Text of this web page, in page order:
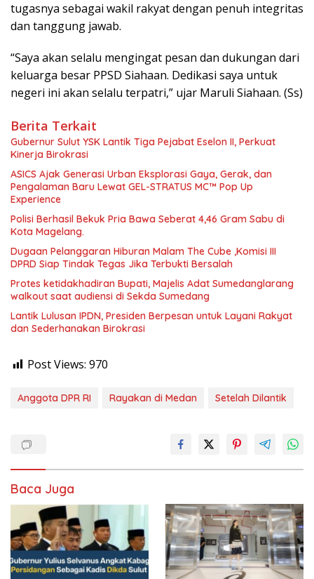
tugasnya sebagai wakil rakyat dengan penuh integritas
dan tanggung jawab.
“Saya akan selalu mengingat pesan dan dukungan dari
keluarga besar PPSD Siahaan. Dedikasi saya untuk
negeri ini akan selalu terpatri,” ujar Maruli Siahaan. (Ss)
Berita Terkait
Gubernur Sulut YSK Lantik Tiga Pejabat Eselon II, Perkuat
Kinerja Birokrasi
ASICS Ajak Generasi Urban Eksplorasi Gaya, Gerak, dan
Pengalaman Baru Lewat GEL-STRATUS MC™ Pop Up
Experience
Polisi Berhasil Bekuk Pria Bawa Seberat 4,46 Gram Sabu di
Kota Magelang.
Dugaan Pelanggaran Hiburan Malam The Cube ,Komisi III
DPRD Siap Tindak Tegas Jika Terbukti Bersalah
Protes ketidakhadiran Bupati, Majelis Adat Sumedanglarang
walkout saat audiensi di Sekda Sumedang
Lantik Lulusan IPDN, Presiden Berpesan untuk Layani Rakyat
dan Sederhanakan Birokrasi
Post Views: 970
Anggota DPR RI Rayakan di Medan Setelah Dilantik
Baca Juga